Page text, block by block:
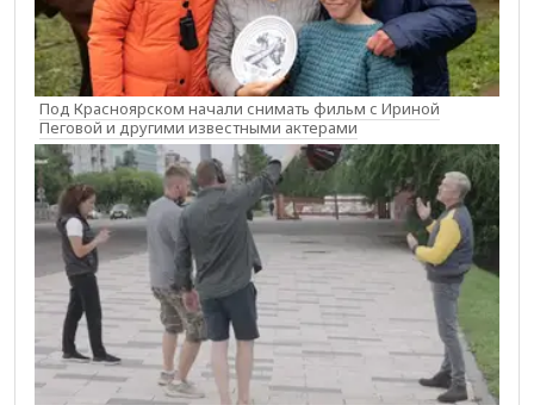
Под Красноярском начали снимать фильм с Ириной
Пеговой и другими известными актерами